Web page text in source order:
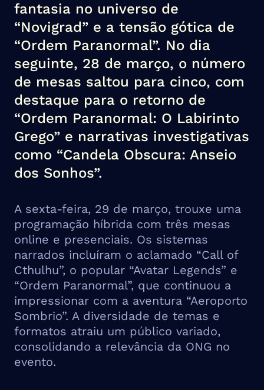
fantasia no universo de
“Novigrad” e a tensão gótica de
“Ordem Paranormal”. No dia
seguinte, 28 de março, o número
de mesas saltou para cinco, com
destaque para o retorno de
“Ordem Paranormal: O Labirinto
Grego” e narrativas investigativas
como “Candela Obscura: Anseio
dos Sonhos”.
A sexta-feira, 29 de março, trouxe uma
programação híbrida com três mesas
online e presenciais. Os sistemas
narrados incluíram o aclamado “Call of
Cthulhu”, o popular “Avatar Legends” e
“Ordem Paranormal”, que continuou a
impressionar com a aventura “Aeroporto
Sombrio”. A diversidade de temas e
formatos atraiu um público variado,
consolidando a relevância da ONG no
evento.